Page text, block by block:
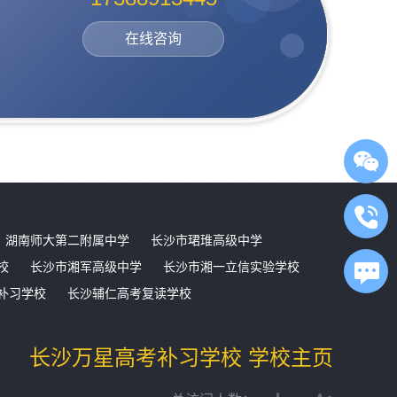
在线咨询
湖南师大第二附属中学
长沙市珺琟高级中学
长沙市湘军高级中学
长沙市湘一立信实验学校
习学校
长沙辅仁高考复读学校
长沙万星高考补习学校 学校主页